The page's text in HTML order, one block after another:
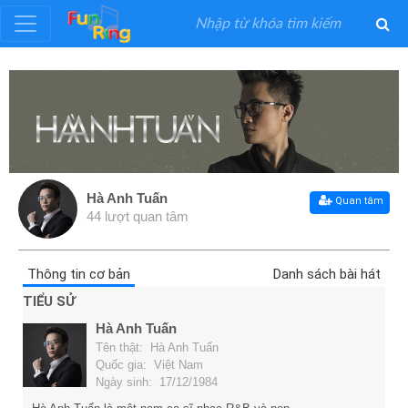
Đăng
nhập
Thể
Sĩ
Khuyến
Hà Anh Tuấn
44 lượt quan tâm
Quan tâm
Thông tin cơ bản
Danh sách bài hát
TIỂU SỬ
Hà Anh Tuấn
Tên thật: Hà Anh Tuấn
Quốc gia: Việt Nam
Ngày sinh: 17/12/1984